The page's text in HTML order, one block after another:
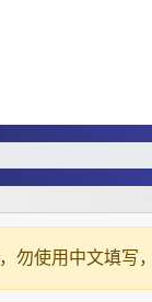
，勿使用中文填写